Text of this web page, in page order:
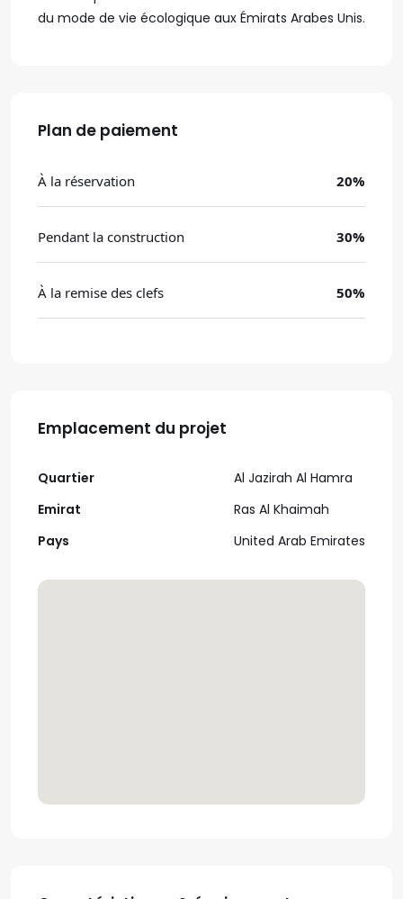
du mode de vie écologique aux Émirats Arabes Unis.
Plan de paiement
À la réservation 20%
Pendant la construction 30%
À la remise des clefs 50%
Emplacement du projet
Quartier
Emirat
Pays
Al Jazirah Al Hamra
Ras Al Khaimah
United Arab Emirates